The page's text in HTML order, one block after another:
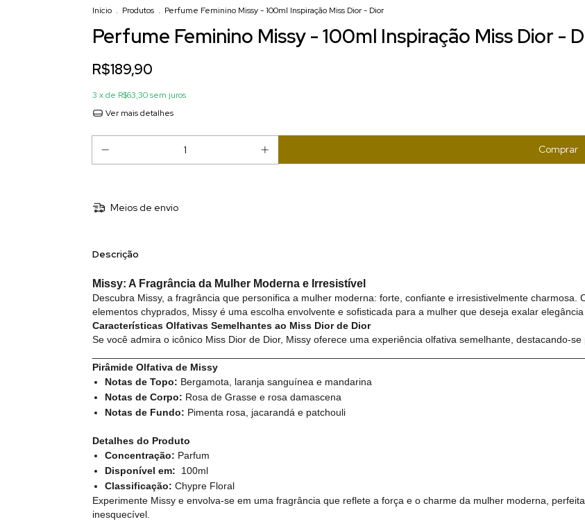
Início . Produtos . Perfume Feminino Missy - 100ml Inspiração Miss Dior - Dior
Perfume Feminino Missy - 100ml Inspiração Miss Dior -
R$189,90
3 x de R$63,30sem juros
Ver mais detalhes
Meios de envio
Descrição
Missy: A Fragrância da Mulher Moderna e Irresistível
Descubra Missy, a fragrância que personifica a mulher moderna: forte, confiante e irresistivelmente charmosa.
elementos chyprados, Missy é uma escolha envolvente e sofisticada para a mulher que deseja exalar elegância
Características Olfativas Semelhantes ao Miss Dior de Dior
Se você admira o icônico Miss Dior de Dior, Missy oferece uma experiência olfativa semelhante, destacando-
Pirâmide Olfativa de Missy
Notas de Topo: Bergamota, laranja sanguínea e mandarina
Notas de Corpo: Rosa de Grasse e rosa damascena
Notas de Fundo: Pimenta rosa, jacarandá e patchouli
Detalhes do Produto
Concentração: Parfum
Disponível em: 100ml
Classificação: Chypre Floral
Experimente Missy e envolva-se em uma fragrância que reflete a força e o charme da mulher moderna,
inesquecível.